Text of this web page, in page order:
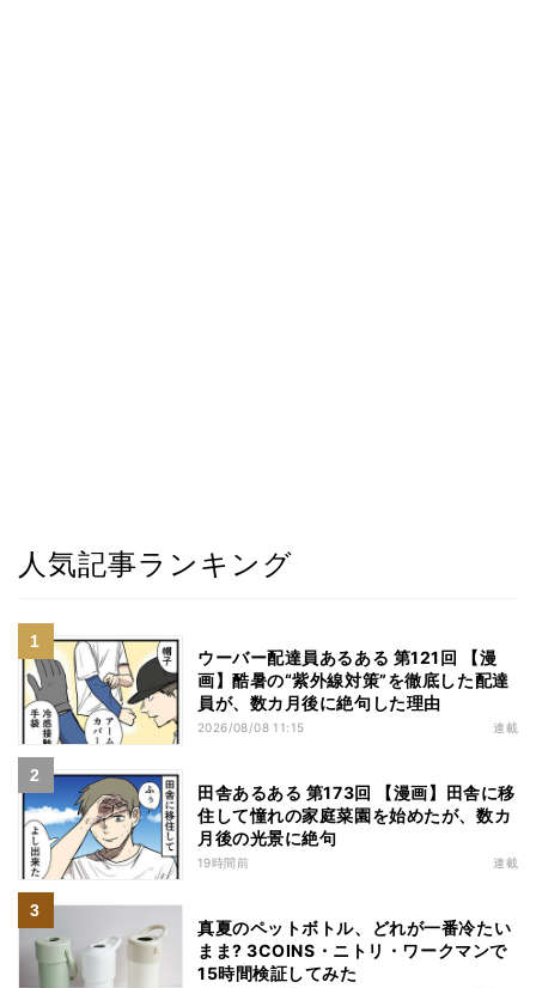
人気記事ランキング
ウーバー配達員あるある 第121回 【漫
画】酷暑の“紫外線対策”を徹底した配達
員が、数カ月後に絶句した理由
2026/08/08 11:15 連載
田舎あるある 第173回 【漫画】田舎に移
住して憧れの家庭菜園を始めたが、数カ
月後の光景に絶句
19時間前 連載
真夏のペットボトル、どれが一番冷たい
まま? 3COINS・ニトリ・ワークマンで
15時間検証してみた